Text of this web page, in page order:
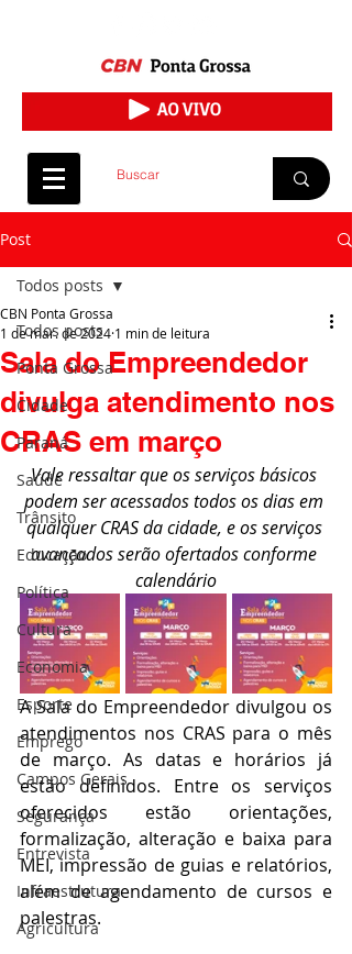
Post
Todos posts
Ponta Grossa
Cidade
Paraná
Saúde
Trânsito
Educação
Política
Cultura
Economia
Esporte
Emprego
Campos Gerais
Segurança
Entrevista
Infraestrutura
Agricultura
Todos posts
Sala do Empreendedor
divulga atendimento nos
CRAS em março
CBN Ponta Grossa
1 de mar. de 2024 1 min de leitura
Vale ressaltar que os serviços básicos
podem ser acessados todos os dias em
qualquer CRAS da cidade, e os serviços
avançados serão ofertados conforme
calendário
A Sala do Empreendedor divulgou os
atendimentos nos CRAS para o mês
de março. As datas e horários já
estão definidos. Entre os serviços
oferecidos estão orientações,
formalização, alteração e baixa para
MEI, impressão de guias e relatórios,
além de agendamento de cursos e
palestras.